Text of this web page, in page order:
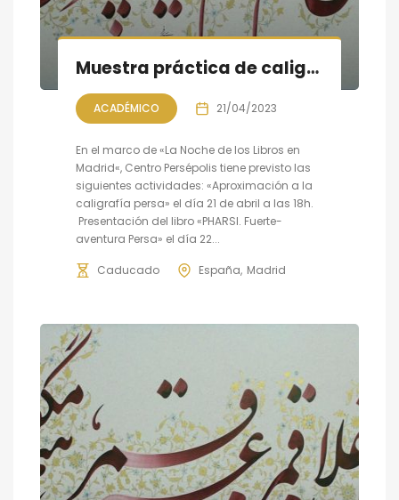
Muestra práctica de caligrafía persa; la Noche de libros en Madrid
ACADÉMICO 21/04/2023
En el marco de «La Noche de los Libros en
Madrid«, Centro Persépolis tiene previsto las
siguientes actividades: «Aproximación a la
caligrafía persa» el día 21 de abril a las 18h.
Presentación del libro «PHARSI. Fuerte-
aventura Persa» el día 22...
Caducado España Madrid